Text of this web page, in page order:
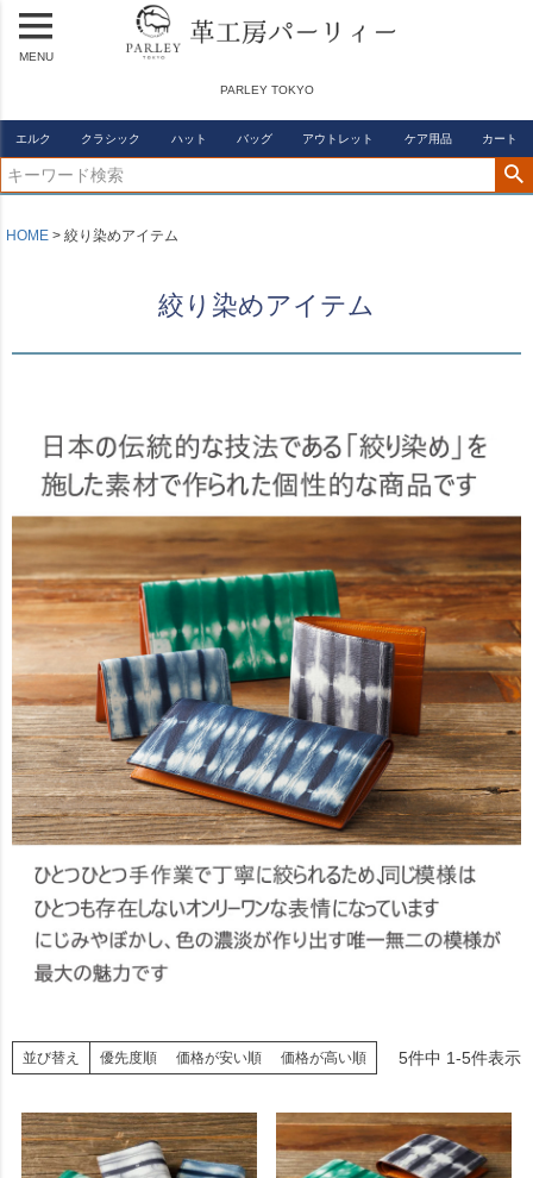
PARLEY TOKYO
MENU
エルク クラシック ハット バッグ アウトレット ケア用品 カート
HOME 絞り染めアイテム
絞り染めアイテム
並び替え 優先度順 価格が安い順 価格が高い順 5件中 1-5件表示